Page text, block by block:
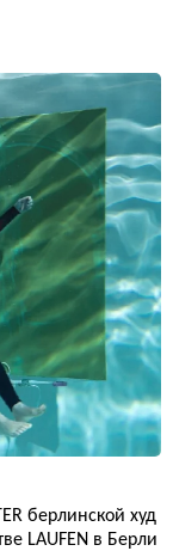
берлинской худ
LAUFEN в Берли